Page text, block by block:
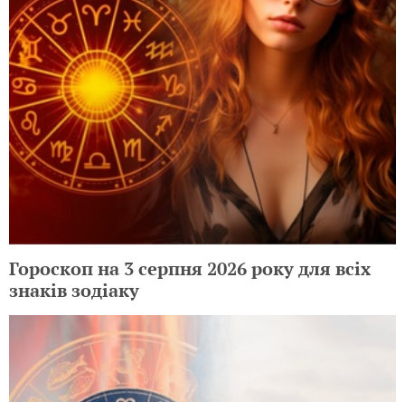
Гороскоп на 3 серпня 2026 року для всіх
знаків зодіаку